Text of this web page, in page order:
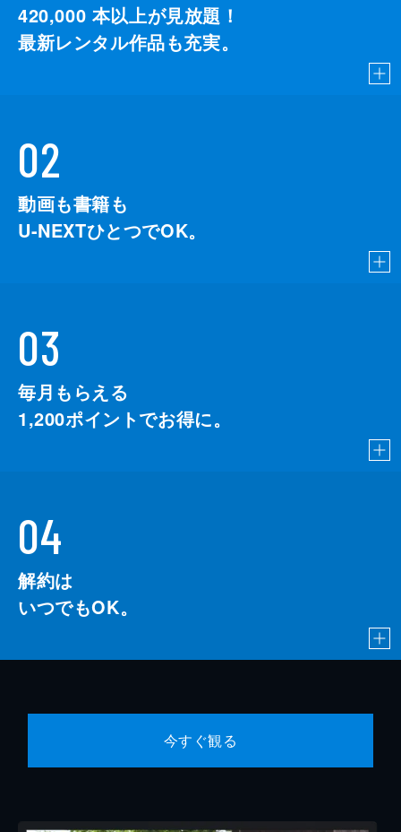
420,000 本以上が見放題！
最新レンタル作品も充実。
02
動画も書籍も
U-NEXTひとつでOK。
03
毎月もらえる
1,200ポイントでお得に。
04
解約は
いつでもOK。
今すぐ観る